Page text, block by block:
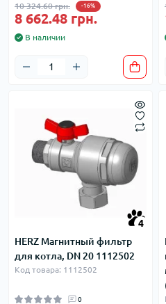
10 324.60 грн. -16%
8 662.48 грн.
В наличии
4
HERZ Магнитный фильтр
для котла, DN 20 1112502
Код товара: 1112502
0